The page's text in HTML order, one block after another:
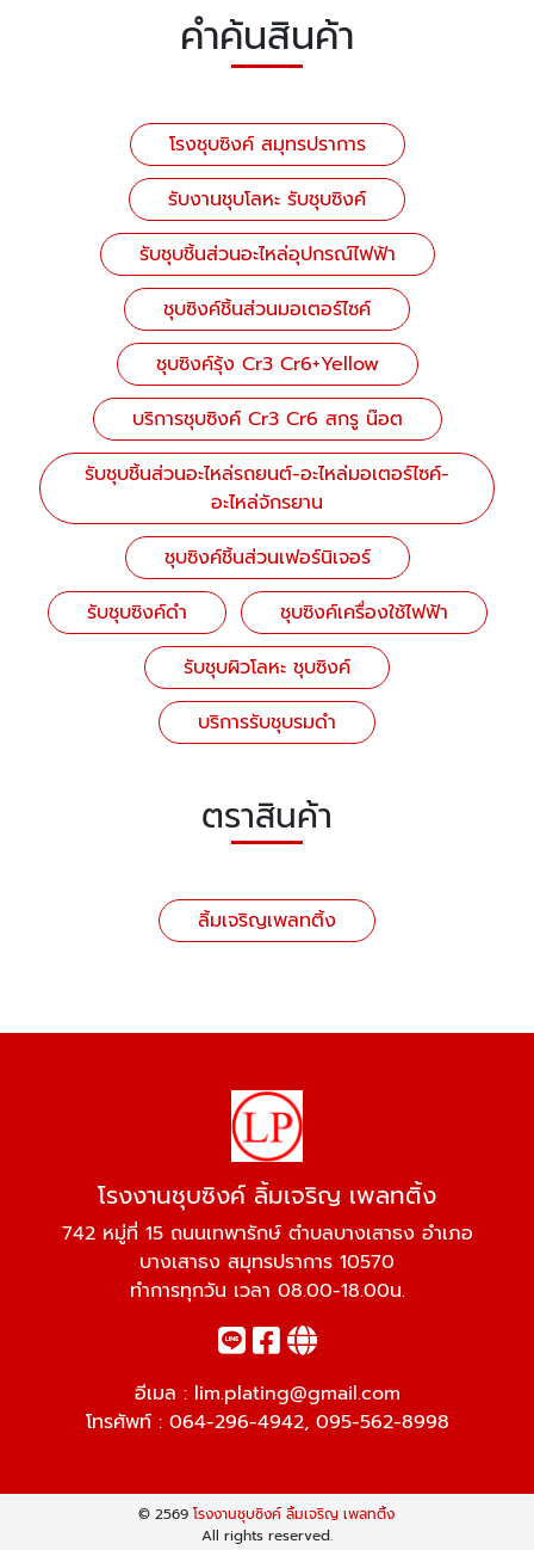
คำค้นสินค้า
โรงชุบซิงค์ สมุทรปราการ
รับงานชุบโลหะ รับชุบซิงค์
รับชุบชิ้นส่วนอะไหล่อุปกรณ์ไฟฟ้า
ชุบซิงค์ชิ้นส่วนมอเตอร์ไซค์
ชุบซิงค์รุ้ง Cr3 Cr6+Yellow
บริการชุบซิงค์ Cr3 Cr6 สกรู น๊อต
รับชุบชิ้นส่วนอะไหล่รถยนต์-อะไหล่มอเตอร์ไซค์-
อะไหล่จักรยาน
ชุบซิงค์ชิ้นส่วนเฟอร์นิเจอร์
รับชุบซิงค์ดำ
ชุบซิงค์เครื่องใช้ไฟฟ้า
รับชุบผิวโลหะ ชุบซิงค์
บริการรับชุบรมดำ
ตราสินค้า
ลิ้มเจริญเพลทติ้ง
โรงงานชุบซิงค์ ลิ้มเจริญ เพลทติ้ง
742 หมู่ที่ 15 ถนนเทพารักษ์ ตำบลบางเสาธง อำเภอ
บางเสาธง สมุทรปราการ 10570
ทำการทุกวัน เวลา 08.00-18.00น.
อีเมล : lim.plating@gmail.com
โทรศัพท์ : 064-296-4942, 095-562-8998
© 2569โรงงานชุบซิงค์ ลิ้มเจริญ เพลทติ้ง
All rights reserved.